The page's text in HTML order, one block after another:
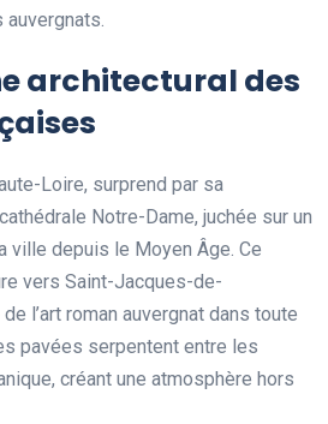
architectural des
Loire, surprend par sa
Notre-Dame, juchée sur un
ville depuis le Moyen Âge. Ce
vers Saint-Jacques-de-
l’art roman auvergnat dans toute
pavées serpentent entre les
créant une atmosphère hors